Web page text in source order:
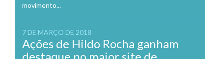
movimento...
7 DE MARÇO DE 2018
Ações de Hildo Rocha ganham
destaque no maior site de